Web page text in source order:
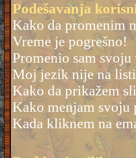
Podešavanja
Kako da promenim
Vreme je pogrešno!
Promenio sam
Moj jezik nije na
Kako da prikažem
Kako menjam svoju
Kada kliknem na